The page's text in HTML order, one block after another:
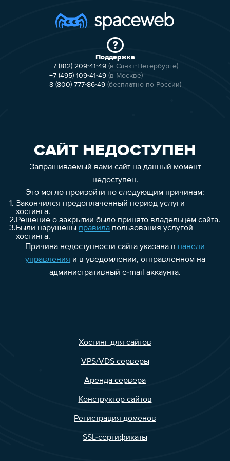
Поддержка
+7 (812) 209-41-49 (в Санкт-Петербурге)
+7 (495) 109-41-49 (в Москве)
8 (800) 777-86-49 (бесплатно по России)
САЙТ НЕДОСТУПЕН
Запрашиваемый вами сайт на данный момент
недоступен.
Это могло произойти по следующим причинам:
1. Закончился предоплаченный период услуги
хостинга.
2.Решение о закрытии было принято владельцем сайта.
3.Были нарушены правилапользования услугой
хостинга.
Причина недоступности сайта указана в панели
управления и в уведомлении, отправленном на
административный e-mail аккаунта.
Хостинг для сайтов
VPS/VDS серверы
Аренда сервера
Конструктор сайтов
Регистрация доменов
SSL-сертификаты